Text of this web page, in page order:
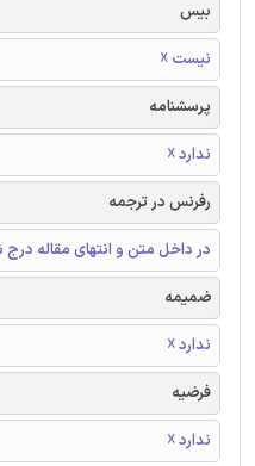
بیس
نیست ☓
پرسشنامه
ندارد ☓
رفرنس در ترجمه
در داخل متن و انتهای مقاله
ضمیمه
ندارد ☓
فرضیه
ندارد ☓